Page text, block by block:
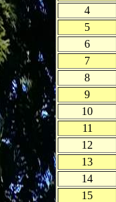
4
5
6
7
8
9
10
11
12
13
14
15